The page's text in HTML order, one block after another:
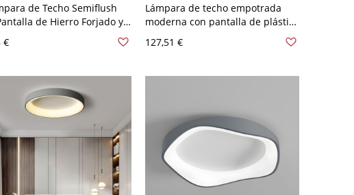
de Techo Semiflush
de Hierro Forjado y
para
Gris
€
Lámpara de techo empotrada
moderna con pantalla de plástico
Negro 110 A 120 V 26,67 cm
127,51 €